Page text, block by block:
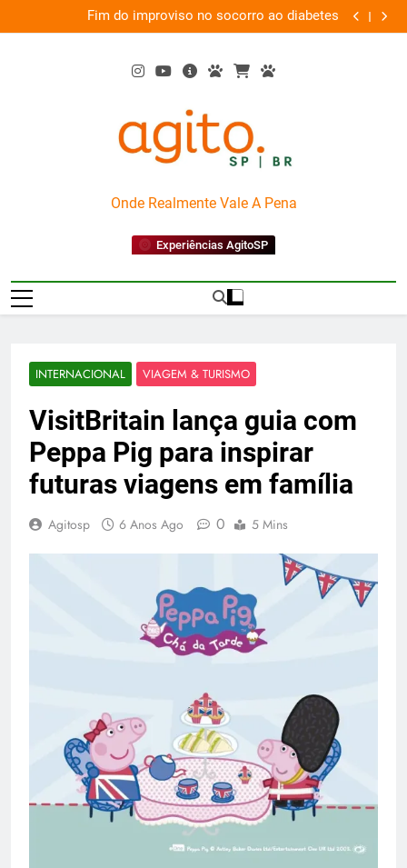
to
Fim do improviso no socorro ao diabetes
AgitoSP
Onde Realmente Vale A Pena
Experiências AgitoSP
INTERNACIONAL VIAGEM & TURISMO
VisitBritain lança guia com
Peppa Pig para inspirar
futuras viagens em família
Agitosp 6 Anos Ago 0 5 Mins